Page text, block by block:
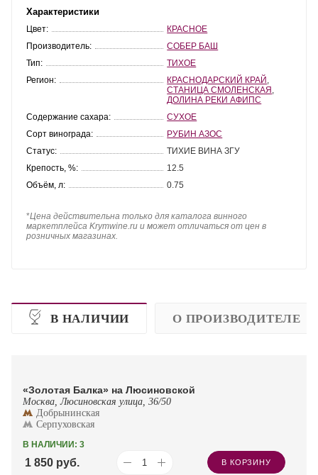
Характеристики
Цвет:
КРАСНОЕ
Производитель:
СОБЕР БАШ
Тип:
ТИХОЕ
Регион:
КРАСНОДАРСКИЙ КРАЙ
СТАНИЦА СМОЛЕНСКАЯ
ДОЛИНА РЕКИ АФИПС
Содержание сахара:
СУХОЕ
Сорт винограда:
РУБИН АЗОС
Статус:
ТИХИЕ ВИНА ЗГУ
Крепость, %:
12.5
Объём, л:
0.75
*Цена действительна только для каталога винного
маркетплейса Krymwine.ru и может отличаться от цен в
розничных магазинах.
В НАЛИЧИИ О ПРОИЗВОДИТЕЛЕ
«Золотая Балка» на Люсиновской
Москва, Люсиновская улица, 36/50
Добрынинская
Серпуховская
В НАЛИЧИИ: 3
1 850 руб. В КОРЗИНУ